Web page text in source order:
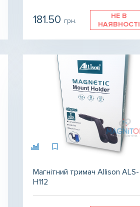
181.50 грн.
НЕ В
НАЯВНОСТІ
Магнітний тримач Allison ALS-
H112